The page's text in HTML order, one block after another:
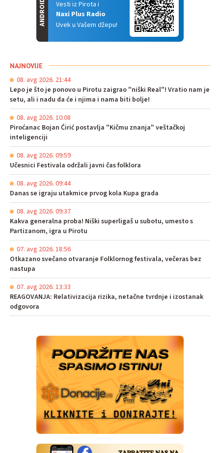
Vesti iz Pirota i
Naxi Plus Radio
Uvek u Vašem džepu!
ANDROID
NAJNOVIJE
08. avg 2026. 21:44
Lepo je što je ponovo u Pirotu zaigrao "niški Real"! Vratio nam je
setu, ali i nadu da će i njima i nama biti bolje!
08. avg 2026. 10:08
Piroćanac Bojan Ćirić postavlja "Kičmu znanja" veštačkoj
inteligenciji
08. avg 2026. 09:59
Učesnici Festivala održali javni čas folklora
08. avg 2026. 09:44
Danas se igraju utakmice prvog kola Kupa grada
08. avg 2026. 09:37
Kakva generalna proba! Niški superligaš u subotu, umesto s
Partizanom, igra u Pirotu
07. avg 2026. 18:56
Otkazano svečano otvaranje Folklornog festivala, večeras bez
nastupa
07. avg 2026. 13:33
REAGOVANJA: Relativizacija rizika, netačne tvrdnje i izostanak
odgovora